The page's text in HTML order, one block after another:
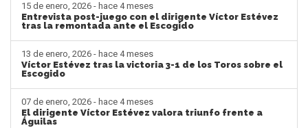
15 de enero, 2026 - hace 4 meses
Entrevista post-juego con el dirigente Víctor Estévez
tras la remontada ante el Escogido
13 de enero, 2026 - hace 4 meses
Víctor Estévez tras la victoria 3-1 de los Toros sobre el
Escogido
07 de enero, 2026 - hace 4 meses
El dirigente Víctor Estévez valora triunfo frente a
Águilas